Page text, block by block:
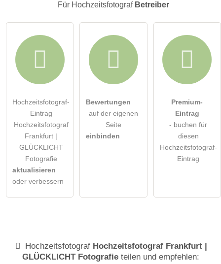
Für Hochzeitsfotograf Betreiber
Hochzeitsfotograf-
Eintrag
Hochzeitsfotograf
Frankfurt |
GLÜCKLICHT
Fotografie
aktualisieren
oder verbessern
Bewertungen
auf der eigenen
Seite
einbinden
Premium-
Eintrag
- buchen für
diesen
Hochzeitsfotograf-
Eintrag
Hochzeitsfotograf Hochzeitsfotograf Frankfurt |
GLÜCKLICHT Fotografieteilen und empfehlen: